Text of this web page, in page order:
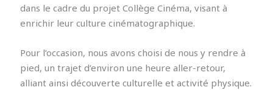
dans le cadre du projet Collège Cinéma, visant à
enrichir leur culture cinématographique.
Pour l’occasion, nous avons choisi de nous y rendre à
pied, un trajet d’environ une heure aller-retour,
alliant ainsi découverte culturelle et activité physique.